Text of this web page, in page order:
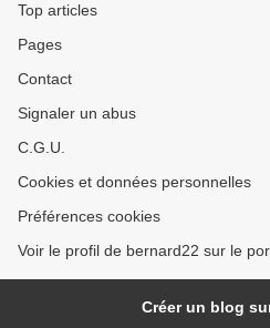
Top articles
Pages
Contact
Signaler un abus
C.G.U.
Cookies et données personnelles
Préférences cookies
Voir le profil de bernard22 sur le
Créer un blog